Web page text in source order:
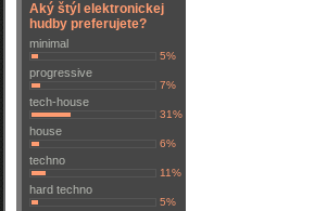
Aký štýl elektronickej
hudby preferujete?
minimal
5%
progressive
7%
tech-house
31%
house
6%
techno
11%
hard techno
5%